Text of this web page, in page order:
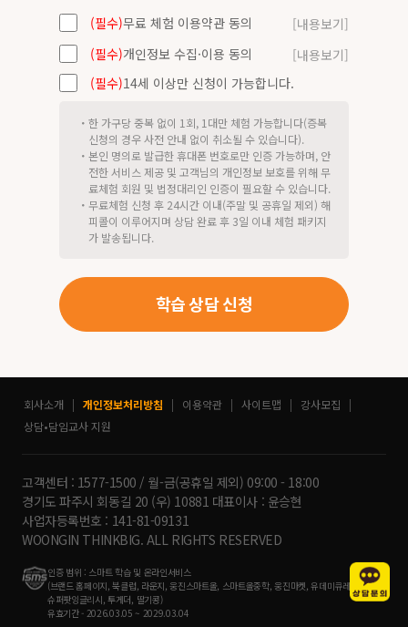
(필수)무료 체험 이용약관 동의
[내용보기]
(필수)개인정보 수집·이용 동의
[내용보기]
(필수)14세 이상만 신청이 가능합니다.
・ 한 가구당 중복 없이 1회, 1대만 체험 가능합니다(증복
신청의 경우 사전 안내 없이 취소될 수 있습니다).
・ 본인 명의로 발급한 휴대폰 번호로만 인증 가능하며, 안
전한 서비스 제공 및 고객님의 개인정보 보호를 위해 무
료체험 회원 및 법정대리인 인증이 필요할 수 있습니다.
・ 무료체험 신청 후 24시간 이내(주말 및 공휴일 제외) 해
피콜이 이루어지며 상담 완료 후 3일 이내 체험 패키지
가 발송됩니다.
학습 상담 신청
회사소개 개인정보처리방침 이용약관 사이트맵
강사모집
상담•담임교사 지원
고객센터 : 1577-1500 / 월-금(공휴일 제외) 09:00 - 18:00
경기도 파주시 회동길 20 (우) 10881 대표이사 : 윤승현
사업자등록번호 : 141-81-09131
WOONGIN THINKBIG. ALL RIGHTS RESERVED
인증 범위 : 스마트 학습 및 온라인서비스
(브랜드 홈페이지, 북클럽, 라운지, 웅진스마트올, 스마트올중학, 웅진마켓, 유데미큐레이션,
슈퍼팟잉글리시, 투게더, 딸기콩)
유효기간 - 2026.03.05 ~ 2029.03.04